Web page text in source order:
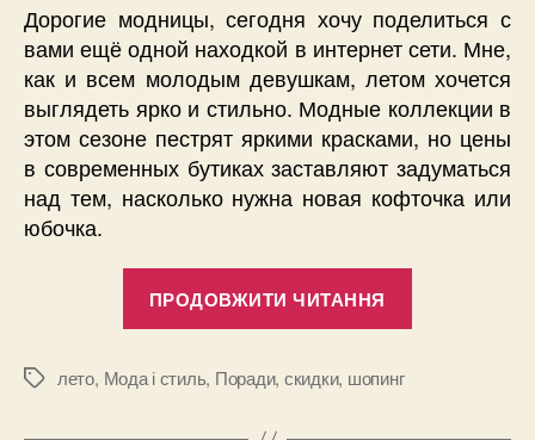
Дорогие модницы, сегодня хочу поделиться с
вами ещё одной находкой в интернет сети. Мне,
как и всем молодым девушкам, летом хочется
выглядеть ярко и стильно. Модные коллекции в
этом сезоне пестрят яркими красками, но цены
в современных бутиках заставляют задуматься
над тем, насколько нужна новая кофточка или
юбочка.
ПРОДОВЖИТИ ЧИТАННЯ
Позначки
лето, Мода і стиль, Поради, скидки, шопинг